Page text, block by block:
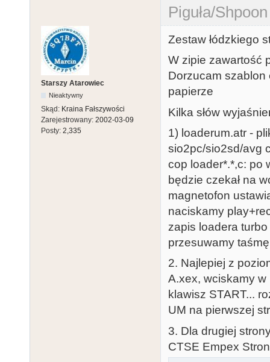
Piguła/
Starszy Atarowiec
Nieaktywny
Skąd: Kraina Fałszywości
Zarejestrowany: 2002-03-09
Posty: 2,335
Zestaw łódzkiego
W zipie zawartość
Dorzucam szablon
papierze
Kilka słów
1) loaderum.atr -
sio2pc/sio2sd/avg
cop loader*.*,c: po
będzie czekał na
magnetofon
naciskamy
zapis loadera
przesuwamy
2. Najlepiej z
A.xex, wciskamy
klawisz START...
UM na pierwszej
3. Dla drugiej
CTSE Empex